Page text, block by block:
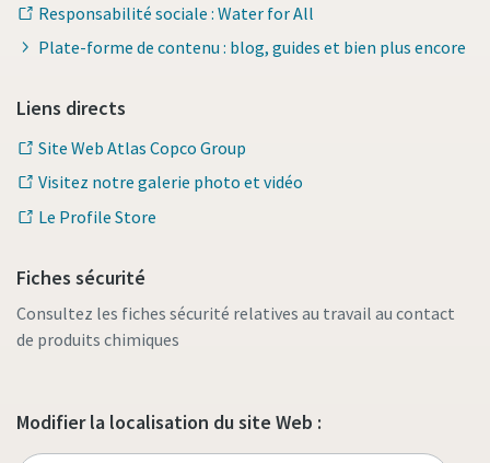
Responsabilité sociale : Water for All
Plate-forme de contenu : blog, guides et bien plus encore
Liens directs
Site Web Atlas Copco Group
Visitez notre galerie photo et vidéo
Le Profile Store
Fiches sécurité
Consultez les fiches sécurité relatives au travail au contact
de produits chimiques
Modifier la localisation du site Web :